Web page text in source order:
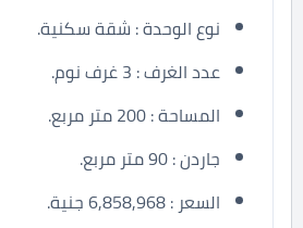
نوع الوحدة : شقة سكنية.
عدد الغرف : 3 غرف نوم.
المساحة : 200 متر مربع.
جاردن : 90 متر مربع.
السعر : 6,858,968 جنية.